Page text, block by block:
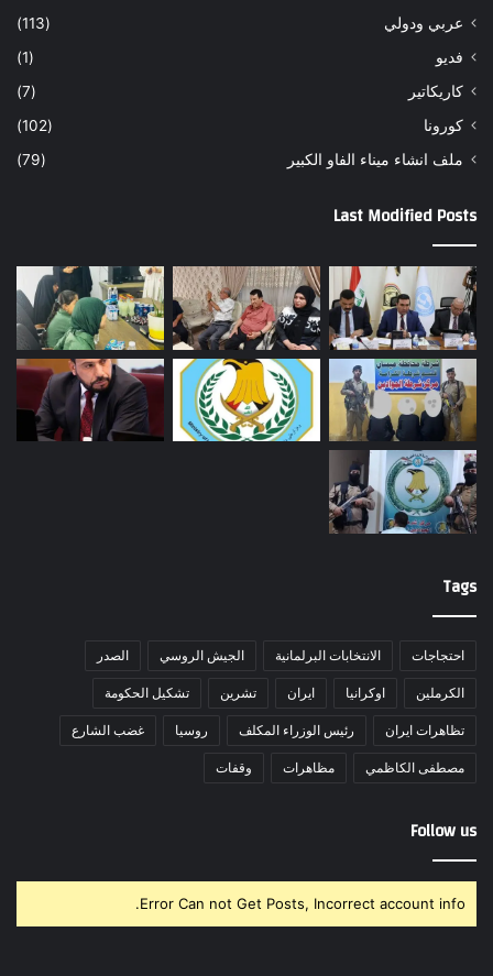
عربي ودولي
(113)
فديو
(1)
كاريكاتير
(7)
كورونا
(102)
ملف انشاء ميناء الفاو الكبير
(79)
Last Modified Posts
Tags
احتجاجات الانتخابات البرلمانية الجيش الروسي الصدر
الكرملين اوكرانيا ايران تشرين تشكيل الحكومة
تظاهرات ايران رئيس الوزراء المكلف روسيا غضب الشارع
مصطفى الكاظمي مظاهرات وقفات
Follow us
Error Can not Get Posts, Incorrect account info.